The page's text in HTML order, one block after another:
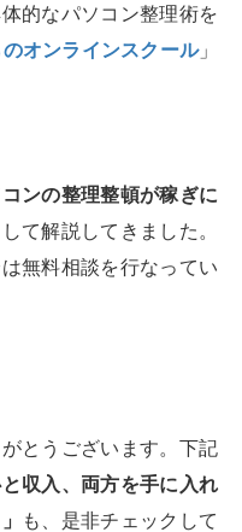
的なパソコン整理術を
オンラインスクール」
コンの整理整頓が稼ぎに
て解説してきました。
無料相談を行なってい
とうございます。下記
と収入、両方を手に入れ
も、是非チェックして